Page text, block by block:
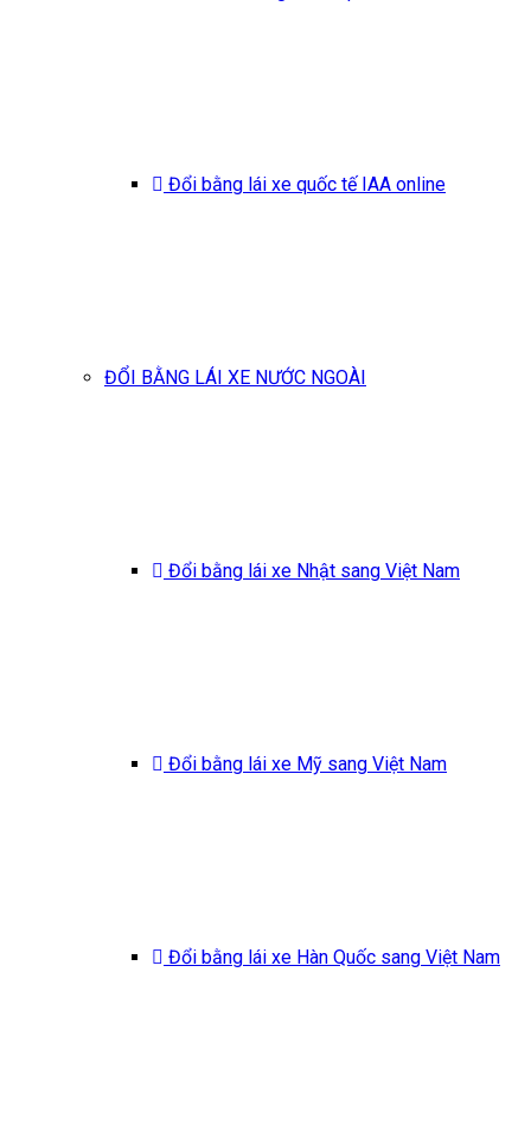
Đổi bằng lái xe quốc tế IAA online
ĐỔI BẰNG LÁI XE NƯỚC NGOÀI
Đổi bằng lái xe Nhật sang Việt Nam
Đổi bằng lái xe Mỹ sang Việt Nam
Đổi bằng lái xe Hàn Quốc sang Việt Nam